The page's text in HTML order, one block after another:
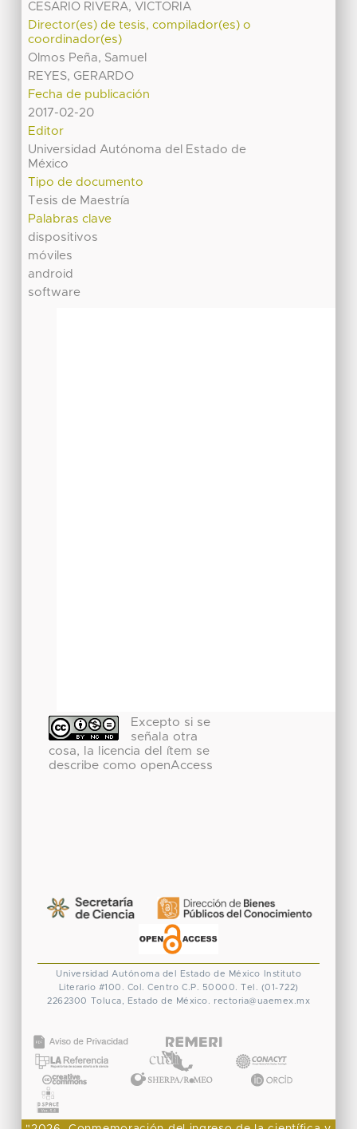
CESARIO RIVERA, VICTORIA
Director(es) de tesis, compilador(es) o
coordinador(es)
Olmos Peña, Samuel
REYES, GERARDO
Fecha de publicación
2017-02-20
Editor
Universidad Autónoma del Estado de
México
Tipo de documento
Tesis de Maestría
Palabras clave
dispositivos
móviles
android
software
Excepto si se
señala otra
cosa, la licencia del ítem se
describe como openAccess
Universidad Autónoma del Estado de México
Instituto
Literario #100. Col. Centro C.P. 50000. Tel. (01-722)
2262300 Toluca, Estado de México. rectoria@uaemex.mx